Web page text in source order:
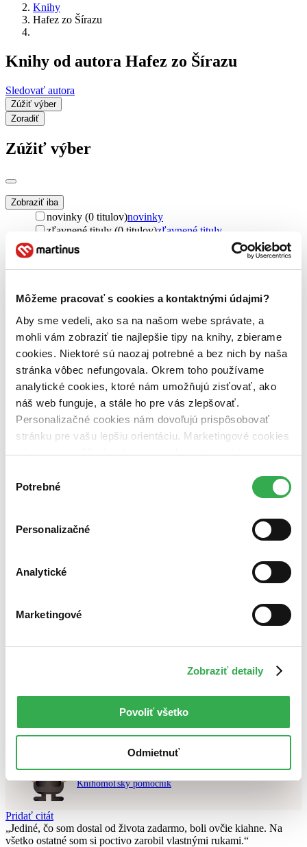
Môžeme pracovať s cookies a kontaktnými údajmi?
Aby sme vedeli, ako sa na našom webe správate, a
mohli vám zobraziť tie najlepšie tipy na knihy, zbierame
cookies. Niektoré sú naozaj potrebné a bez nich by naša
stránka vôbec nefungovala. Okrem toho používame
analytické cookies, ktoré nám umožňujú zisťovať, ako
náš web funguje, a stále ho pre vás zlepšovať.
Personalizačné cookies nám dovoľujú prispôsobovať
stránku pre vašu lepšiu orientáciu. Marketingové cookies
nám zas umožňujú zobrazenie relevantnej reklamy.
nám pomohlo, keby sme mohli používať všetky tieto
súhlasu
Potrebné
Personalizačné
Analytické
Marketingové
Zobraziť detaily
Povoliť všetko
Odmietnuť
Knihy
Hafez zo Šírazu
Knihy od autora Hafez zo Šírazu
Sledovať autora
Zúžiť výber
Zoradiť
Zúžiť výber
Zobraziť iba
novinky (0 titulov)novinky
zľavnené tituly (0 titulov)zľavnené tituly
Dostupnosť
na centrálnom sklade (0 titulov)na centrálnom sklade
pripravujeme (0 titulov)pripravujeme
vypredaných)
Nové / čítané
čítaná (0 titulov)čítaná
čítaná - výborný stav (0 titulov)čítaná - výborný stav
čítaná - mierne opotrebovaná (0 titulov)čítaná - mierne
opotrebovaná
čítané verzie vypredaných kníh (0 titulov)
čítané verzie
vypredaných kníh
Zoradiť
Top hodnotené
Najlacnejšie
Najvyššia zľava
Nebol nájdenýžiadny titulvyhovujúci zadaným podmienkam.
Skúste prosím zmeniť vyhľadávaný výraz.
Chcete poradiť knihu?
Náš pomocník Sherlock vám ju s radosťou vypátra!
Knihomoľský pomocník
Pridať citát
Jediné, čo som dostal od života zadarmo, boli ovčie kiahne. Na
všetko ostatné som si poctivo zarobil vlastnými rukami.